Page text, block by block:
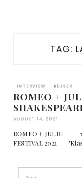
TAG:
INTERVIEW REJSER
ROMEO +
AUGUST 14, 2021
ROMEO + JULIE
FESTIVAL 2021